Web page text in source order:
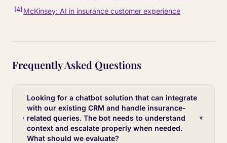
[4] McKinsey: AI in insurance customer experience
Frequently Asked Questions
Looking for a chatbot solution that can integrate
with our existing CRM and handle insurance-
related queries. The bot needs to understand
context and escalate properly when needed.
What should we evaluate?
▼